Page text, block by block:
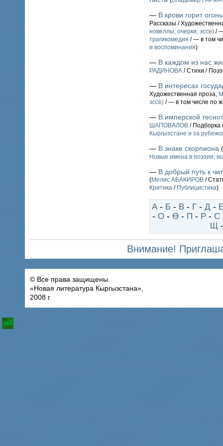
— В крови горит
Рассказы /
новеллы, очерки, эссе) /
трагикомедия / — в том
и воспоминания)
— В каждом из нас
РАДИНОВА / Стихи /
— В интересах
Художественная проза,
эссе) / — в том числе по
— В имперской
ШАПОВАЛОВ / Подборка
Кыргызстане и за
— В знаке скорпиона (
Новые имена в поэзии;
— В добрый путь к
(Мелис АБАКИРОВ /
Критика / Публицистика)
А - Б - В - Г - Д -
- О- Ө- П - Р- С
Щ
Внимание!
© Все права защищены.
«Новая литература Кыргызстана»,
2008 г.